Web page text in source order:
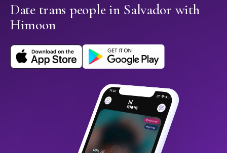
Date trans people in Salvador with
Himoon